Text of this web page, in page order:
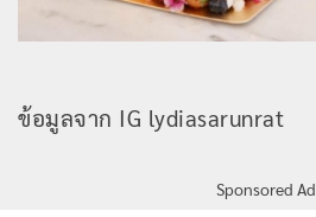
ข้อมูลจาก IG lydiasarunrat
Sponsored Ad